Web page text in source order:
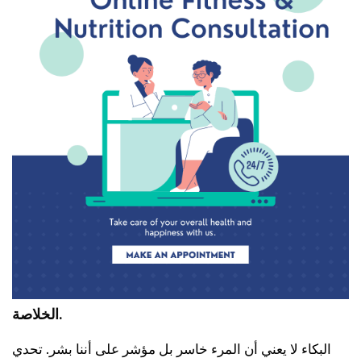
الخلاصة.
البكاء لا يعني أن المرء خاسر بل مؤشر على أننا بشر. تحدي